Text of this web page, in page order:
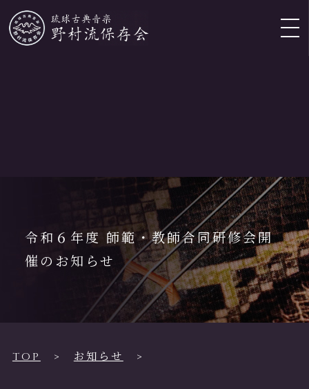
野村流保存
会長挨拶・
団体概要
活動紹介・
実績
令和６年度 師範・教師合同研修会開
催のお知らせ
TOP お知らせ